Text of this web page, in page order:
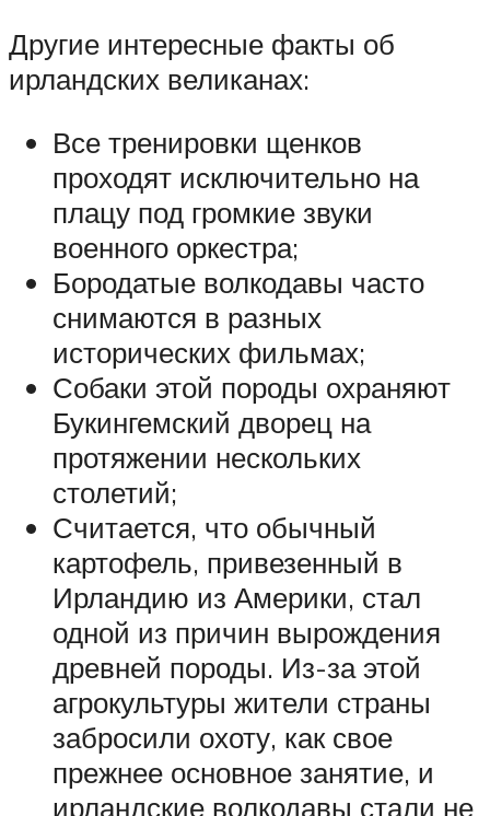
Другие интересные факты об
ирландских великанах:
Все тренировки щенков
проходят исключительно на
плацу под громкие звуки
военного оркестра;
Бородатые волкодавы часто
снимаются в разных
исторических фильмах;
Собаки этой породы охраняют
Букингемский дворец на
протяжении нескольких
столетий;
Считается, что обычный
картофель, привезенный в
Ирландию из Америки, стал
одной из причин вырождения
древней породы. Из-за этой
агрокультуры жители страны
забросили охоту, как свое
прежнее основное занятие, и
ирландские волкодавы стали не